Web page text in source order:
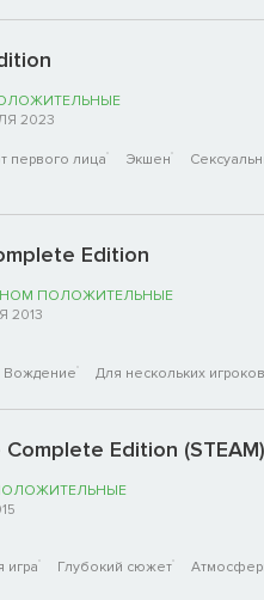
2023
первого лица Экшен
Edition
ПОЛОЖИТЕЛЬНЫЕ
2013
Вождение Для нескольких игроков
Edition (STEAM)
игра Глубокий сюжет